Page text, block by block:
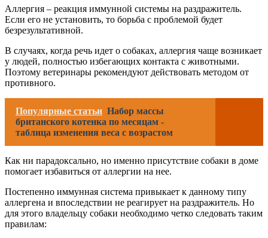
Аллергия – реакция иммунной системы на раздражитель.
Если его не установить, то борьба с проблемой будет
безрезультативной.
В случаях, когда речь идет о собаках, аллергия чаще возникает
у людей, полностью избегающих контакта с животными.
Поэтому ветеринары рекомендуют действовать методом от
противного.
Популярные статьи Набор массы
британского котенка по месяцам -
таблица изменения веса с возрастом
Как ни парадоксально, но именно присутствие собаки в доме
помогает избавиться от аллергии на нее.
Постепенно иммунная система привыкает к данному типу
аллергена и впоследствии не реагирует на раздражитель. Но
для этого владельцу собаки необходимо четко следовать таким
правилам: